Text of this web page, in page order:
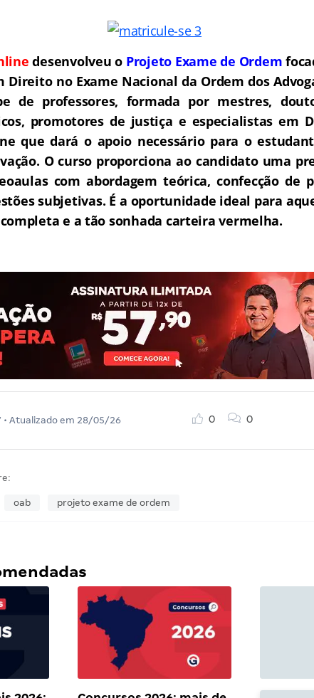
desenvolveu o Projeto Exame de Ordem fo
Direito no Exame Nacional da Ordem dos
de professores, formada por mestres,
promotores de justiça e especialistas em
que dará o apoio necessário para o
O curso proporciona ao candidato uma
com abordagem teórica, confecção de
subjetivas. É a oportunidade ideal para
e a tão sonhada carteira vermelha.
• Atualizado em 28/05/26
0 0
oab projeto exame de ordem